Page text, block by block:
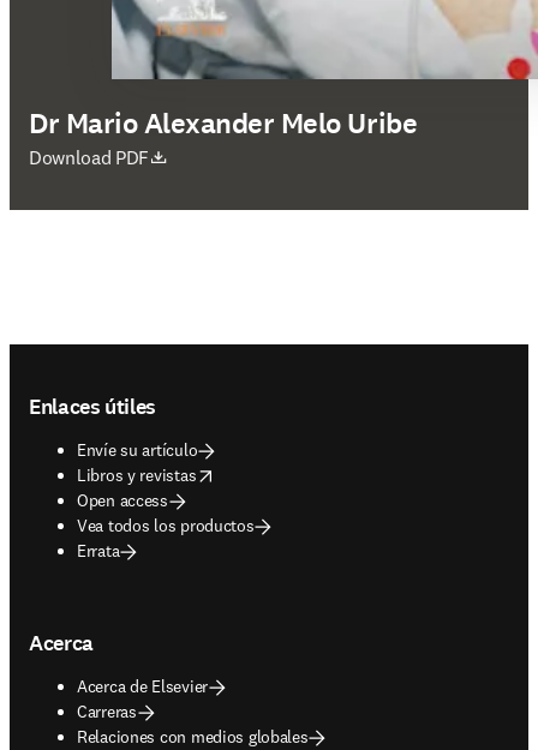
Dr Mario Alexander Melo Uribe
Download PDF
se abre en una nueva pestaña/ventana
Enlaces útiles
Envíe su artículo
Libros y revistas
opens in new tab/window
Open access
Vea todos los productos
Errata
Acerca
Acerca de Elsevier
Carreras
Relaciones con medios globales